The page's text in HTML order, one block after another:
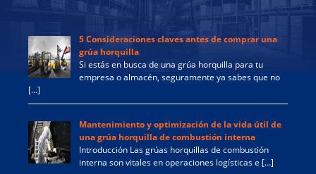
5 Consideraciones claves antes de comprar una
grúa horquilla
Si estás en busca de una grúa horquilla para tu
empresa o almacén, seguramente ya sabes que no
[…]
Mantenimiento y optimización de la vida útil de
una grúa horquilla de combustión interna
Introducción Las grúas horquillas de combustión
interna son vitales en operaciones logísticas e […]